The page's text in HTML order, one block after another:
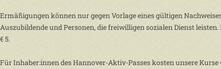
Ermäßigungen können nur gegen Vorlage eines gültigen
Auszubildende und Personen, die freiwilligen sozialen Dienst
€ 5.
Für Inhaber:innen des Hannover-Aktiv-Passes kosten unsere